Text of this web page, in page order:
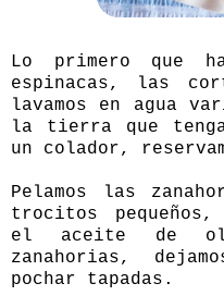
Lo primero que
espinacas, las
lavamos en agua
la tierra que
un colador,
Pelamos las
trocitos pequeños,
el aceite de
zanahorias,
pochar tapadas.